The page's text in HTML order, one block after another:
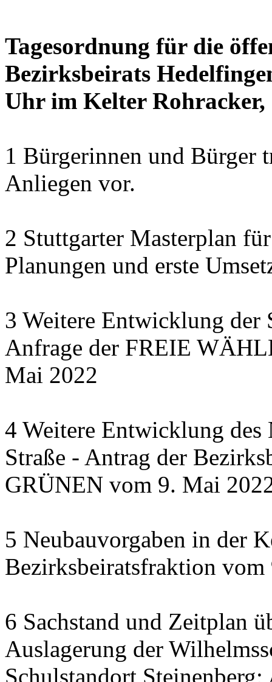
Tagesordnung für die
Bezirksbeirats
Uhr im Kelter Rohracker,
1 Bürgerinnen und Bürger
Anliegen vor.
2 Stuttgarter Masterplan
Planungen und erste
3 Weitere Entwicklung der
Anfrage der FREIE
Mai 2022
4 Weitere Entwicklung
Straße - Antrag der
GRÜNEN vom 9. Mai
5 Neubauvorgaben in der
Bezirksbeiratsfraktion
6 Sachstand und Zeitplan
Auslagerung der
Schulstandort